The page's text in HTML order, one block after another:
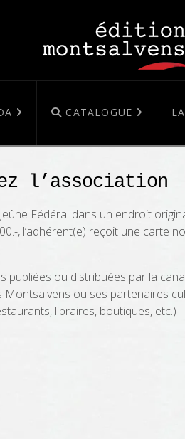
CATALOGUE
l’association
Fédéral dans un endroit
, l’adhérent(e) reçoit une carte
publiées ou distribuées par la
ou ses partenaires
libraires, boutiques, etc.)